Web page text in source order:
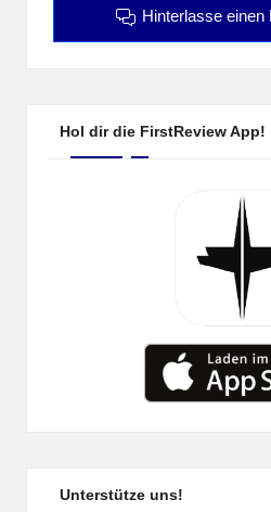
Hinterlasse einen
Hol dir die FirstReview App!
Unterstütze uns!